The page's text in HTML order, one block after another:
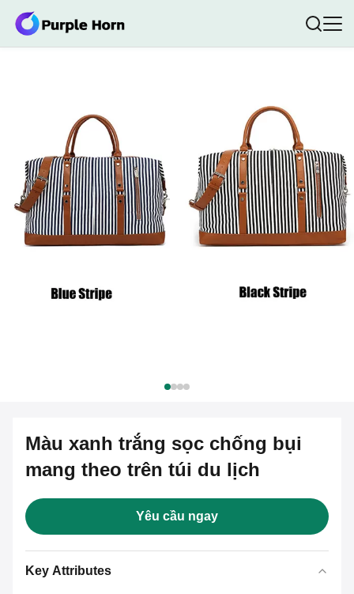
Màu xanh trắng sọc chống bụi
mang theo trên túi du lịch
Yêu cầu ngay
Key Attributes